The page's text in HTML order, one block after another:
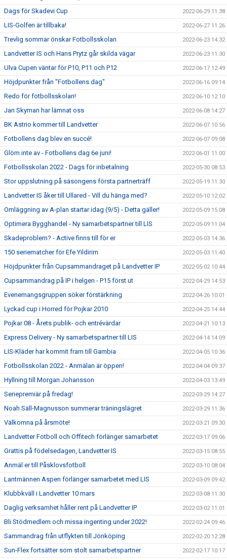
Dags för Skadevi Cup 2022-06-29 11:38
LIS-Golfen är tillbaka! 2022-06-27 11:26
Trevlig sommar önskar Fotbollsskolan 2022-06-23 14:32
Landvetter IS och Hans Prytz går skilda vägar 2022-06-23 11:30
Ulva Cupen väntar för P10, P11 och P12 2022-06-17 12:49
Höjdpunkter från "Fotbollens dag" 2022-06-16 09:14
Redo för fotbollsskolan! 2022-06-10 12:10
Jan Skyman har lämnat oss 2022-06-08 14:27
BK Astrio kommer till Landvetter 2022-06-07 10:56
Fotbollens dag blev en succé! 2022-06-07 09:08
Glöm inte av - Fotbollens dag 6e juni! 2022-06-01 11:00
Fotbollsskolan 2022 - Dags för inbetalning 2022-05-30 08:53
Stor uppslutning på säsongens första partnerträff 2022-05-19 11:30
Landvetter IS åker till Ullared - Vill du hänga med? 2022-05-10 12:02
Omläggning av A-plan startar idag (9/5) - Detta gäller! 2022-05-09 15:08
Optimera Bygghandel - Ny samarbetspartner till LIS 2022-05-09 11:04
Skadeproblem? - Active finns till för er 2022-05-03 14:36
150 seriematcher för Efe Yildirim 2022-05-03 11:40
Höjdpunkter från Cupsammandraget på Landvetter IP 2022-05-02 10:44
Cupsammandrag på IP i helgen - P15 först ut 2022-04-29 14:53
Evenemangsgruppen söker förstärkning 2022-04-26 10:01
Lyckad cup i Horred för Pojkar 2010 2022-04-25 14:44
Pojkar 08 - Årets publik- och entrévärdar 2022-04-21 10:13
Express Delivery - Ny samarbetspartner till LIS 2022-04-14 14:09
LIS-Kläder har kommit fram till Gambia 2022-04-05 10:36
Fotbollsskolan 2022 - Anmälan är öppen! 2022-04-04 09:37
Hyllning till Morgan Johansson 2022-04-03 13:49
Seriepremiär på fredag! 2022-03-29 14:27
Noah Säll-Magnusson summerar träningslägret 2022-03-29 11:36
Välkomna på årsmöte! 2022-03-21 09:30
Landvetter Fotboll och Offitech förlänger samarbetet 2022-03-17 09:06
Grattis på födelsedagen, Landvetter IS 2022-03-15 08:55
Anmäl er till Påsklovsfotboll 2022-03-10 08:04
Lantmännen Aspen förlänger samarbetet med LIS 2022-03-09 09:42
Klubbkväll i Landvetter 10 mars 2022-03-08 11:30
Daglig verksamhet håller rent på Landvetter IP 2022-03-02 11:01
Bli Stödmedlem och missa ingenting under 2022! 2022-02-24 09:46
Sammandrag från utflykten till Jönköping 2022-02-20 12:28
Sun-Flex fortsätter som stolt samarbetspartner 2022-02-17 10:17